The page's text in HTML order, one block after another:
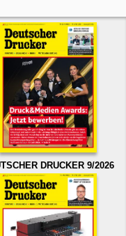
DRUCKER 9/2026